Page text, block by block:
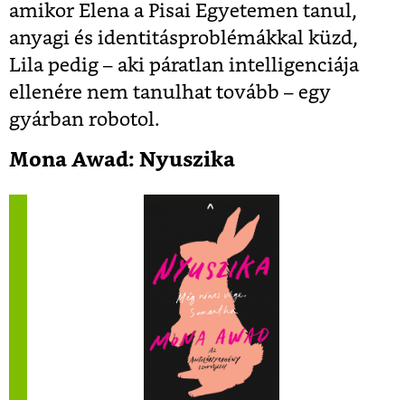
amikor Elena a Pisai Egyetemen tanul,
anyagi és identitásproblémákkal küzd,
Lila pedig – aki páratlan intelligenciája
ellenére nem tanulhat tovább – egy
gyárban robotol.
Mona Awad: Nyuszika